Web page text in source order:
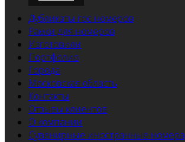
Дубликаты гос номеров
Рамки для номеров
Изготовили
Портфолио
Города
Московская область
Контакты
Отзывы клиентов
О компании
Сувенирные иностранные номера